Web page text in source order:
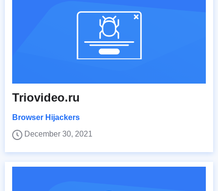
Triovideo.ru
Browser Hijackers
December 30, 2021